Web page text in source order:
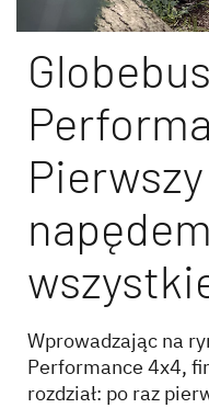
Globebus
Wprowadzając na
Performance 4x4,
rozdział: po raz
Wyszukiwarka
dealerów
Znajdź dealera w